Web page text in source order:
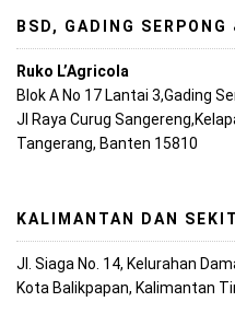
BSD, GADING SERPONG
Ruko L’Agricola
Blok A No 17 Lantai 3,Gading
Jl Raya Curug
Tangerang, Banten 15810
KALIMANTAN DAN
Jl. Siaga No. 14, Kelurahan
Kota Balikpapan, Kalimantan